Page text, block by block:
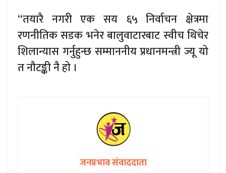
“तयारै नगरी एक सय ६५ निर्वाचन क्षेत्रमा
रणनीतिक सडक भनेर बालुवाटारबाट स्वीच थिचेर
शिलान्यास गर्नुहुन्छ सम्माननीय प्रधानमन्त्री ज्यू यो
त नौटङ्की नै हो ।
जनप्रभाव संवाददाता